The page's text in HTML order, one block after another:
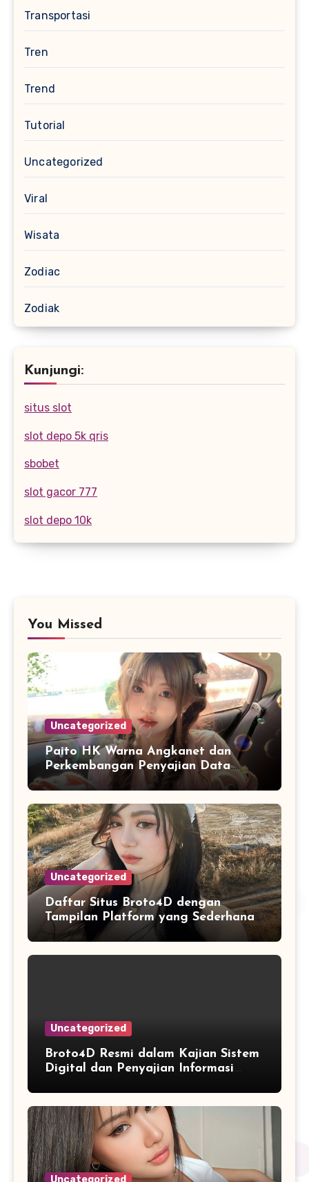
Transportasi
Tren
Trend
Tutorial
Uncategorized
Viral
Wisata
Zodiac
Zodiak
Kunjungi:
situs slot
slot depo 5k qris
sbobet
slot gacor 777
slot depo 10k
You Missed
Uncategorized
Paito HK Warna Angkanet dan
Perkembangan Penyajian Data
Digital yang Lebih Mudah Dianalisis
Uncategorized
Daftar Situs Broto4D dengan
Tampilan Platform yang Sederhana
dan Nyaman
Uncategorized
Broto4D Resmi dalam Kajian Sistem
Digital dan Penyajian Informasi